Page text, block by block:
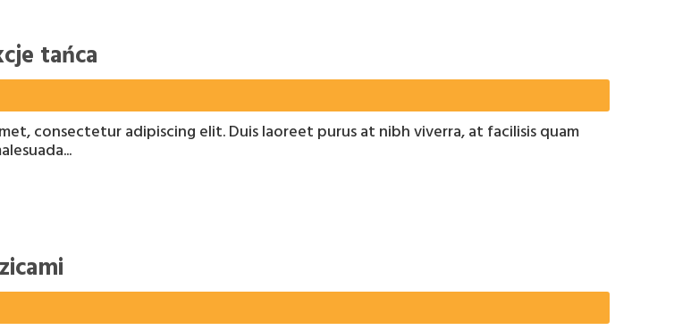
tańca
consectetur adipiscing elit. Duis laoreet purus at nibh viverra, at facilisis quam